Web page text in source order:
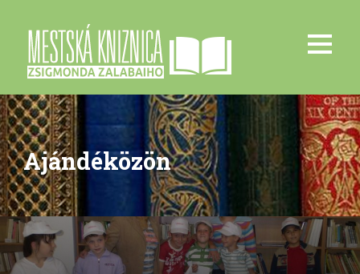
Ajándéközön